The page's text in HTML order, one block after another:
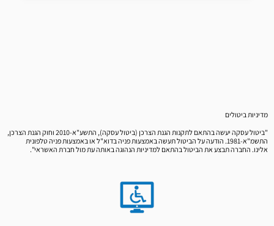
מדיניות ביטולים
"ביטול עסקה יעשה בהתאם לתקנות הגנת הצרכן (ביטול עסקה), התשע"א-2010 וחוק הגנת הצרכן,
התשמ"א-1981. הודעה על הביטול תעשה באמצעות פניה בדוא"ל או באמצעות פניה טלפונית
אלינו. החברה תבצע את הביטול בהתאם למדיניות הנהוגה באותה עת מול חברת האשראי".